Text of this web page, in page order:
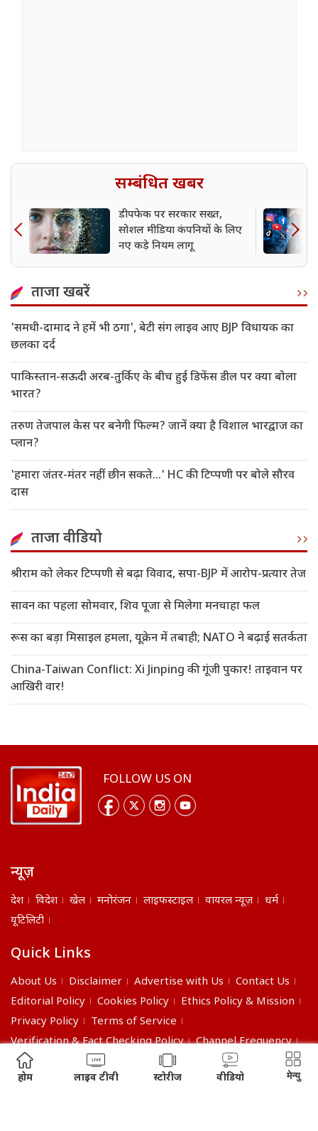
सम्बंधित खबर
डीपफेक पर सरकार सख्त,
सोशल मीडिया कंपनियों के लिए
नए कड़े नियम लागू
ताजा खबरें
'समधी-दामाद ने हमें भी ठगा', बेटी संग लाइव आए BJP विधायक का
छलका दर्द
पाकिस्तान-सऊदी अरब-तुर्किए के बीच हुई डिफेंस डील पर क्या बोला
भारत?
तरुण तेजपाल केस पर बनेगी फिल्म? जानें क्या है विशाल भारद्वाज का
प्लान?
'हमारा जंतर-मंतर नहीं छीन सकते...' HC की टिप्पणी पर बोले सौरव
दास
ताजा वीडियो
श्रीराम को लेकर टिप्पणी से बढ़ा विवाद, सपा-BJP में आरोप-प्रत्यार तेज
सावन का पहला सोमवार, शिव पूजा से मिलेगा मनचाहा फल
रूस का बड़ा मिसाइल हमला, यूक्रेन में तबाही; NATO ने बढ़ाई सतर्कता
China-Taiwan Conflict: Xi Jinping की गूंजी पुकार! ताइवान पर
आखिरी वार!
FOLLOW US ON
न्यूज़
देश विदेश खेल मनोरंजन लाइफस्टाइल वायरल न्यूज़
धर्म
यूटिलिटी
Quick Links
About Us Disclaimer Advertise with Us
Contact Us
Editorial Policy
Cookies Policy
Ethics Policy & Mission
Privacy Policy
Terms of Service
Verification & Fact Checking Policy
Channel Frequency
©2026 India Daily. All right reserved.
होम लाइव टीवी स्टोरीज वीडियो मेन्यु